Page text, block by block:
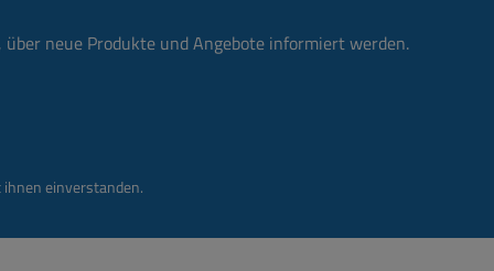
neue Produkte und Angebote informiert werden.
einverstanden.